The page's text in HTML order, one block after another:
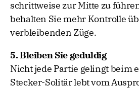
schrittweise zur Mitte zu
behalten Sie mehr Kontrolle
verbleibenden Züge.
5. Bleiben Sie geduldig
Nicht jede Partie gelingt beim
Stecker-Solitär lebt vom